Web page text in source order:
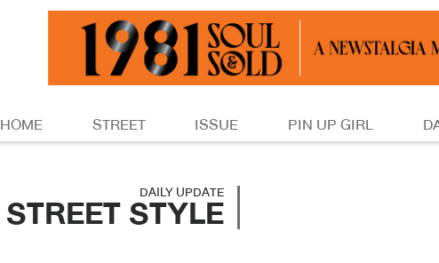
HOME STREET ISSUE PIN UP GIRL
DAILY UPDATE
STREET STYLE